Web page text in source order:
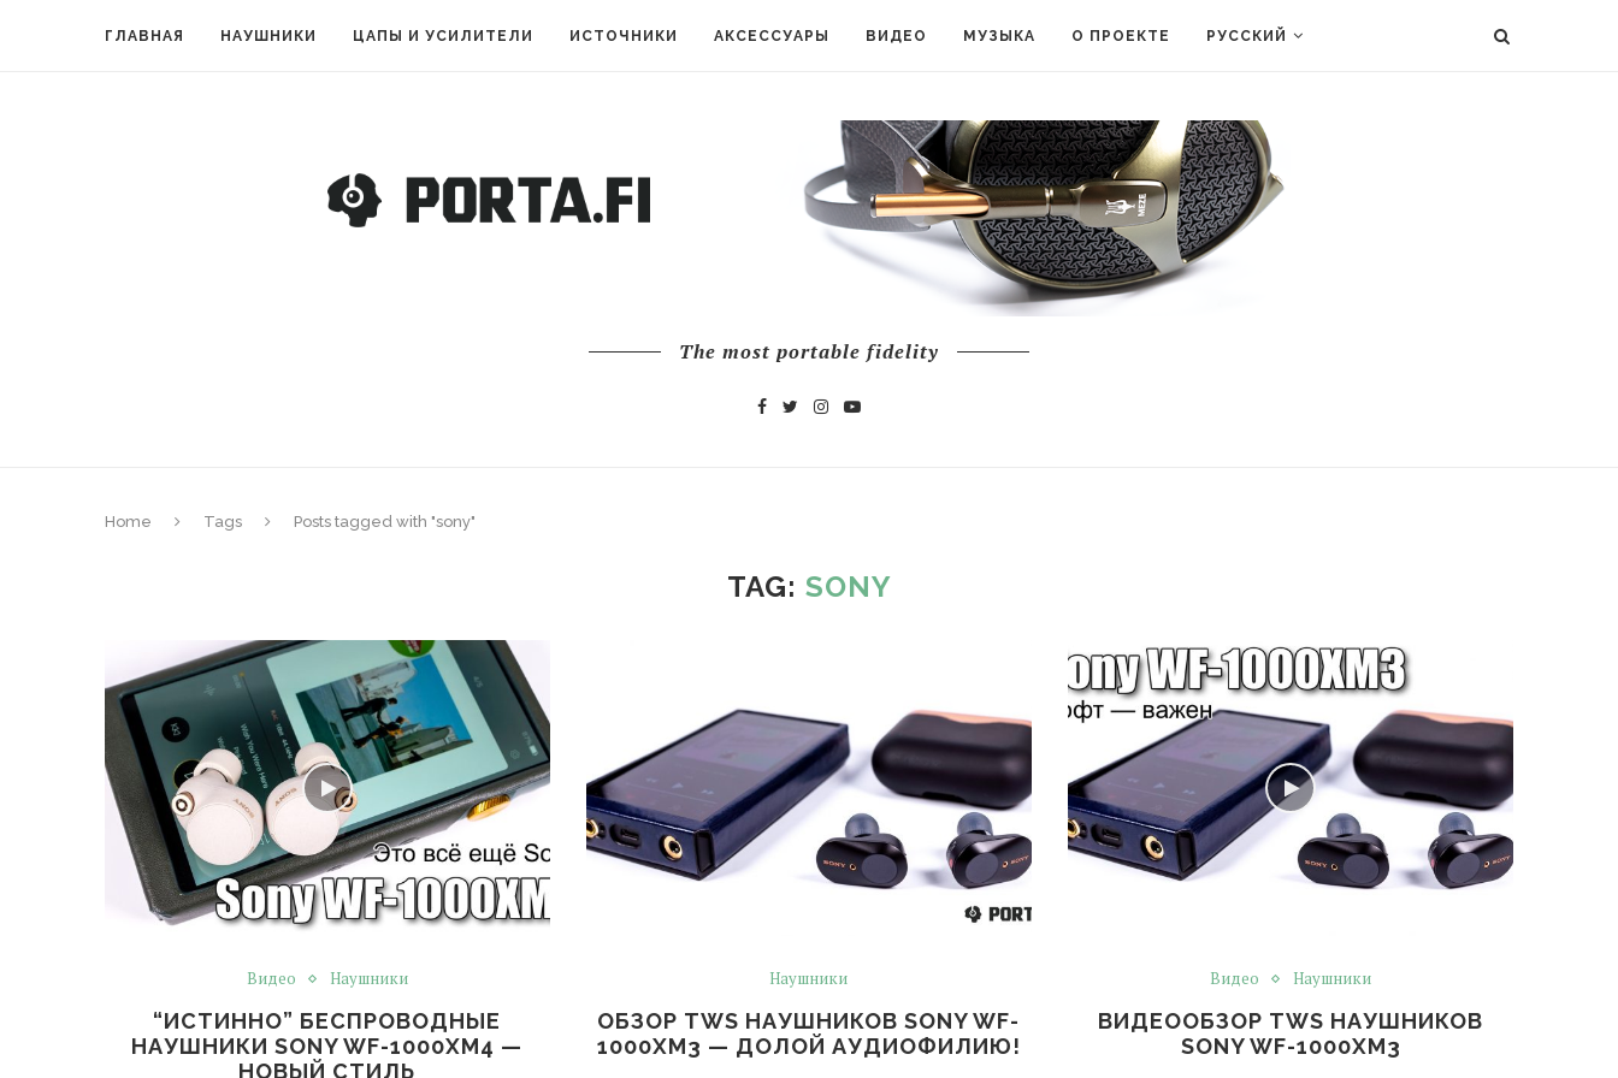
ГЛАВНАЯ НАУШНИКИ ЦАПЫ И УСИЛИТЕЛИ ИСТОЧНИКИ АКСЕССУАРЫ ВИДЕО МУЗЫКА О ПРОЕКТЕ РУССКИЙ
The most portable fidelity
Home Tags Posts tagged with "sony"
TAG: SONY
Видео Наушники
“ИСТИННО” БЕСПРОВОДНЫЕ
НАУШНИКИ SONY WF-1000XM4 —
НОВЫЙ СТИЛЬ
Наушники
ОБЗОР TWS НАУШНИКОВ SONY WF-
1000XM3 — ДОЛОЙ АУДИОФИЛИЮ!
Видео Наушники
ВИДЕООБЗОР TWS НАУШНИКОВ
SONY WF-1000XM3